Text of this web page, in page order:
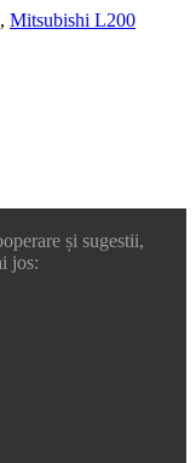
, Mitsubishi L200
și sugestii,
jos: